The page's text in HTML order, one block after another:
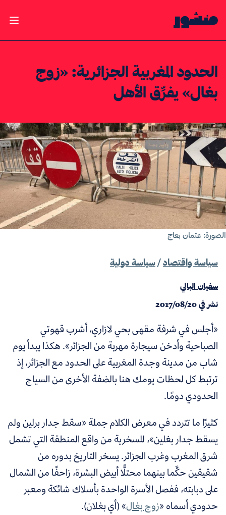
الصفحة الرئيسية
فتح
الحدود المغربية الجزائرية: «زوج
بغال» يفرِّق الأهل
عثمان بعاج
سياسة واقتصاد/ سياسة دولية
سفيان البالي
نشر في2017/08/20
«أجلس في شرفة مقهى بحي لازاري، أشرب قهوتي
الصباحية وأدخن سيجارة مهربة من الجزائر». هكذا يبدأ يوم
شاب من مدينة وجدة المغربية على الحدود مع الجزائر، إذ
ترتبطكل لحظات يومك هنا بالضفة الأخرى من السياج
الحدودي دومًا.
كثيرًا ما تتردد في معرض الكلام جملة «سقط جدار برلين ولم
يسقط جدار بغلين»، للسخرية من واقع المنطقة التي تشمل
شرق المغرب وغرب الجزائر. يسخر التاريخ بدوره من
شقيقين حكَّما بينهما محتلًّا أبيض البشرة، زاحفًا من الشمال
على دبابته، ففصل الأسرة الواحدة بأسلاك شائكة ومعبر
حدودي أسماه «زوج بغال» (أي بغلان).